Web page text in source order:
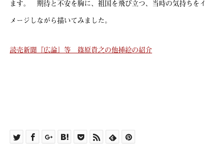
ます。 期待と不安を胸に、祖国を飛び立つ、当時の気持ちをイ
メージしながら描いてみました。
読売新聞『広論』等 篠原貴之の他挿絵の紹介